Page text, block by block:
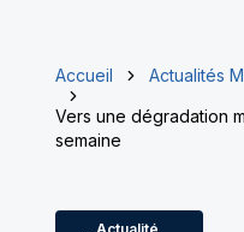
Accueil
Actualités
Vers une dégradation
semaine